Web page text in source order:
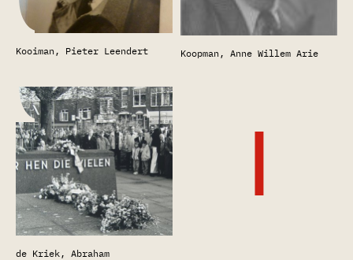
Kooiman, Pieter Leendert Koopman, Anne Willem Arie
de Kriek, Abraham
l